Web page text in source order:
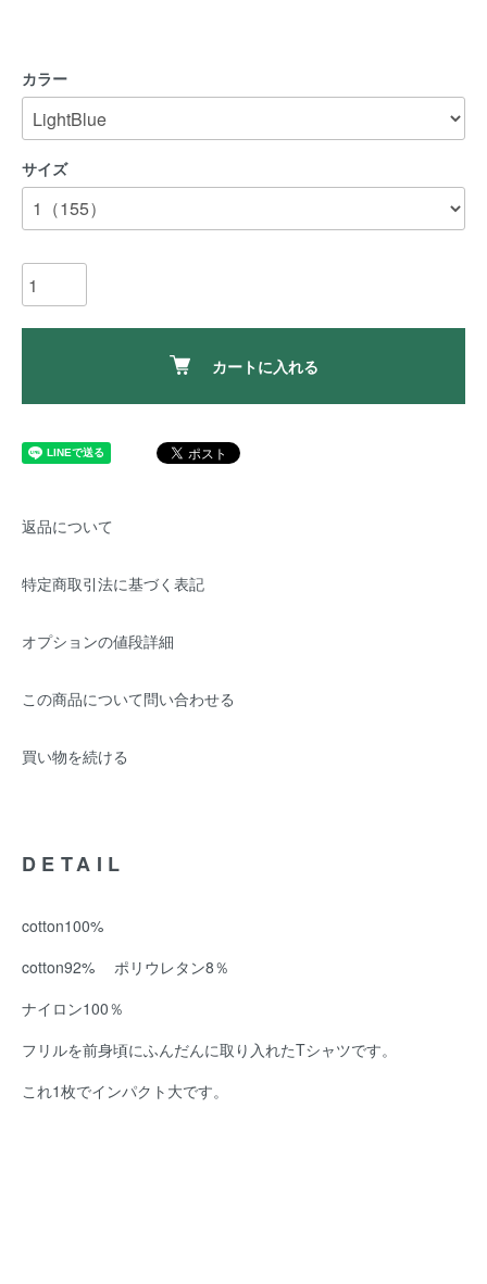
カラー
サイズ
カートに入れる
返品について
特定商取引法に基づく表記
オプションの値段詳細
この商品について問い合わせる
買い物を続ける
DETAIL
cotton100%
cotton92% ポリウレタン8％
ナイロン100％
フリルを前身頃にふんだんに取り入れたTシャツです。
これ1枚でインパクト大です。